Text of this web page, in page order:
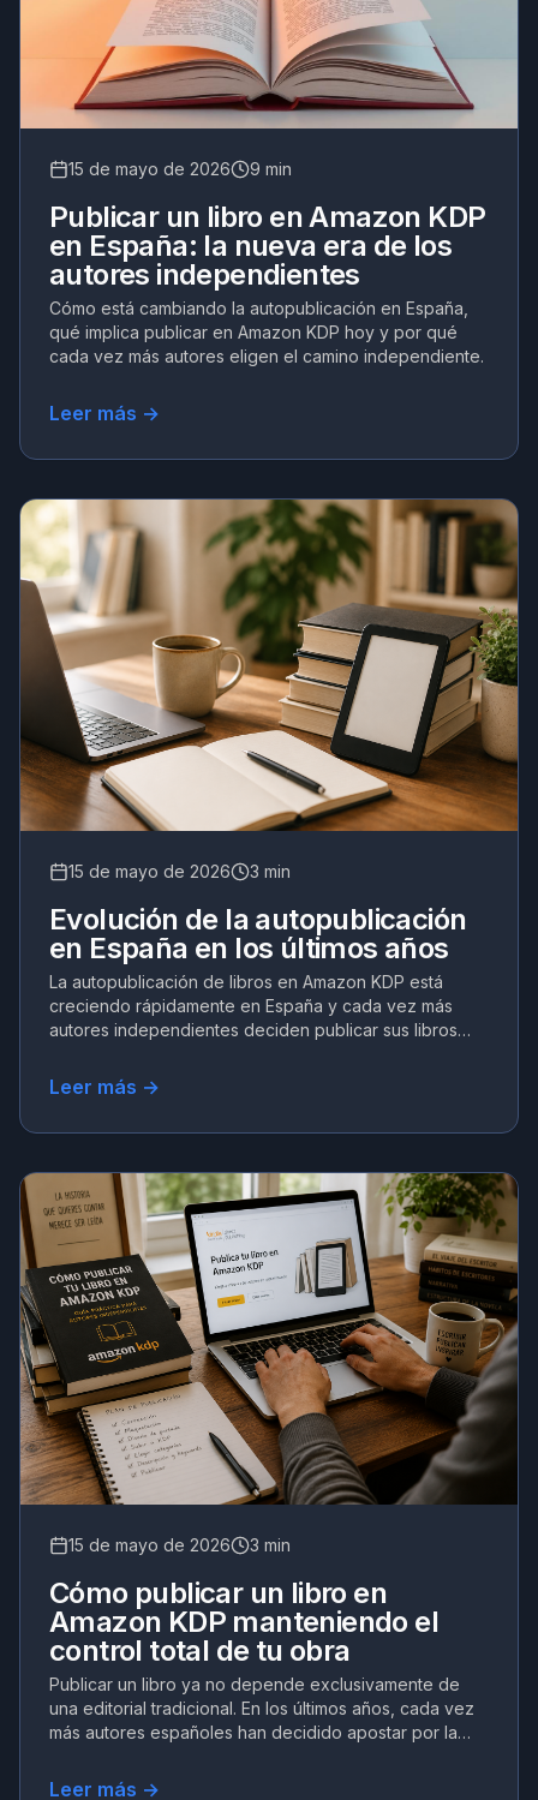
15 de mayo de 2026 9 min
Publicar un libro en Amazon KDP
en España: la nueva era de los
autores independientes
Cómo está cambiando la autopublicación en España,
qué implica publicar en Amazon KDP hoy y por qué
cada vez más autores eligen el camino independiente.
Leer más →
15 de mayo de 2026 3 min
Evolución de la autopublicación
en España en los últimos años
La autopublicación de libros en Amazon KDP está
creciendo rápidamente en España y cada vez más
autores independientes deciden publicar sus libros
embargo, en los últimos
Leer más →
15 de mayo de 2026 3 min
Cómo publicar un libro en
Amazon KDP manteniendo el
control total de tu obra
Publicar un libro ya no depende exclusivamente de
una editorial tradicional. En los últimos años, cada vez
más autores españoles han decidido apostar por la
permite lanzar li
Leer más →